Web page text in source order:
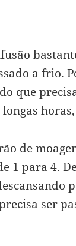
a frio.
que
de
1 para 4.
ser